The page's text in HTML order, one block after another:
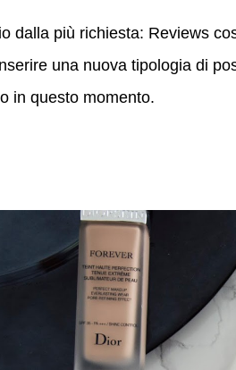
dalla più richiesta: Reviews
una nuova tipologia di
in questo momento.